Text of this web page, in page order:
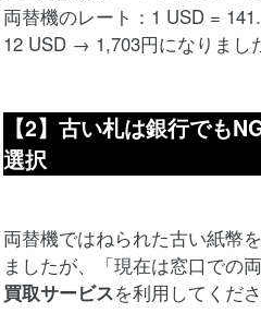
両替機のレート：1 USD =
12 USD → 1,703円になりまし
【2】古い札は銀行でも
選択
両替機ではねられた古い紙幣
ましたが、「現在は窓口での
買取サービスを利用してくだ